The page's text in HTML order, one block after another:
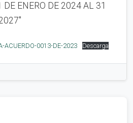
DE ENERO DE 2024 AL 31
ACUERDO-0013-DE-2023 Descarga